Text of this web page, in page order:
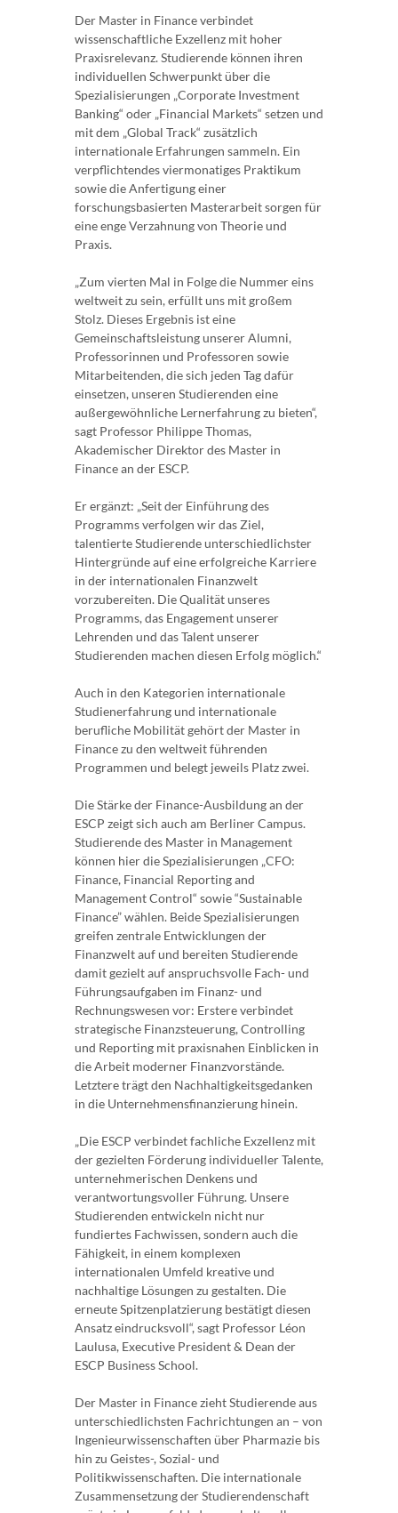
Der Master in Finance verbindet
wissenschaftliche Exzellenz mit hoher
Praxisrelevanz. Studierende können ihren
individuellen Schwerpunkt über die
Spezialisierungen „Corporate Investment
Banking“ oder „Financial Markets“ setzen und
mit dem „Global Track“ zusätzlich
internationale Erfahrungen sammeln. Ein
verpflichtendes viermonatiges Praktikum
sowie die Anfertigung einer
forschungsbasierten Masterarbeit sorgen für
eine enge Verzahnung von Theorie und
Praxis.
„Zum vierten Mal in Folge die Nummer eins
weltweit zu sein, erfüllt uns mit großem
Stolz. Dieses Ergebnis ist eine
Gemeinschaftsleistung unserer Alumni,
Professorinnen und Professoren sowie
Mitarbeitenden, die sich jeden Tag dafür
einsetzen, unseren Studierenden eine
außergewöhnliche Lernerfahrung zu bieten“,
sagt Professor Philippe Thomas,
Akademischer Direktor des Master in
Finance an der ESCP.
Er ergänzt: „Seit der Einführung des
Programms verfolgen wir das Ziel,
talentierte Studierende unterschiedlichster
Hintergründe auf eine erfolgreiche Karriere
in der internationalen Finanzwelt
vorzubereiten. Die Qualität unseres
Programms, das Engagement unserer
Lehrenden und das Talent unserer
Studierenden machen diesen Erfolg möglich.“
Auch in den Kategorien internationale
Studienerfahrung und internationale
berufliche Mobilität gehört der Master in
Finance zu den weltweit führenden
Programmen und belegt jeweils Platz zwei.
Die Stärke der Finance-Ausbildung an der
ESCP zeigt sich auch am Berliner Campus.
Studierende des Master in Management
können hier die Spezialisierungen „CFO:
Finance, Financial Reporting and
Management Control“ sowie “Sustainable
Finance” wählen. Beide Spezialisierungen
greifen zentrale Entwicklungen der
Finanzwelt auf und bereiten Studierende
damit gezielt auf anspruchsvolle Fach- und
Führungsaufgaben im Finanz- und
Rechnungswesen vor: Erstere verbindet
strategische Finanzsteuerung, Controlling
und Reporting mit praxisnahen Einblicken in
die Arbeit moderner Finanzvorstände.
Letztere trägt den Nachhaltigkeitsgedanken
in die Unternehmensfinanzierung hinein.
„Die ESCP verbindet fachliche Exzellenz mit
der gezielten Förderung individueller Talente,
unternehmerischen Denkens und
verantwortungsvoller Führung. Unsere
Studierenden entwickeln nicht nur
fundiertes Fachwissen, sondern auch die
Fähigkeit, in einem komplexen
internationalen Umfeld kreative und
nachhaltige Lösungen zu gestalten. Die
erneute Spitzenplatzierung bestätigt diesen
Ansatz eindrucksvoll“, sagt Professor Léon
Laulusa, Executive President & Dean der
ESCP Business School.
Der Master in Finance zieht Studierende aus
unterschiedlichsten Fachrichtungen an – von
Ingenieurwissenschaften über Pharmazie bis
hin zu Geistes-, Sozial- und
Politikwissenschaften. Die internationale
Zusammensetzung der Studierendenschaft